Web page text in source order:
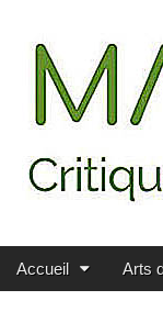
Main menu
Skip to content
Accueil Arts